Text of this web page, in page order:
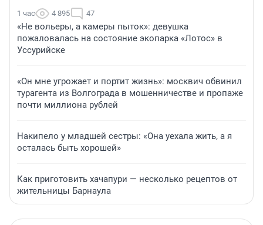
1 час 4 895 47
«Не вольеры, а камеры пыток»: девушка
пожаловалась на состояние экопарка «Лотос» в
Уссурийске
«Он мне угрожает и портит жизнь»: москвич обвинил
турагента из Волгограда в мошенничестве и пропаже
почти миллиона рублей
Накипело у младшей сестры: «Она уехала жить, а я
осталась быть хорошей»
Как приготовить хачапури — несколько рецептов от
жительницы Барнаула